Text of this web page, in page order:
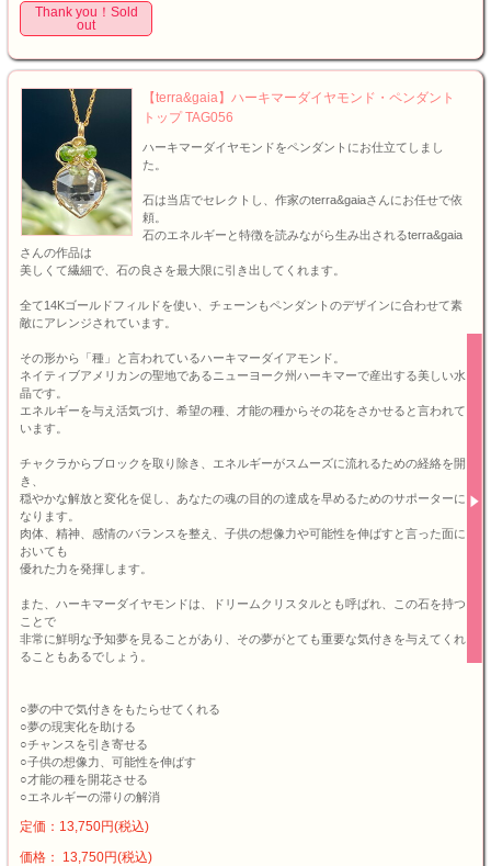
Thank you！Sold
out
【terra&gaia】ハーキマーダイヤモンド・ペンダント
トップ TAG056
ハーキマーダイヤモンドをペンダントにお仕立てしまし
た。
石は当店でセレクトし、作家のterra&gaiaさんにお任せで依
頼。
石のエネルギーと特徴を読みながら生み出されるterra&gaia
さんの作品は
美しくて繊細で、石の良さを最大限に引き出してくれます。
全て14Kゴールドフィルドを使い、チェーンもペンダントのデザインに合わせて素
敵にアレンジされています。
その形から「種」と言われているハーキマーダイアモンド。
ネイティブアメリカンの聖地であるニューヨーク州ハーキマーで産出する美しい水
晶です。
エネルギーを与え活気づけ、希望の種、才能の種からその花をさかせると言われて
います。
チャクラからブロックを取り除き、エネルギーがスムーズに流れるための経絡を開
き、
穏やかな解放と変化を促し、あなたの魂の目的の達成を早めるためのサポーターに
なります。
肉体、精神、感情のバランスを整え、子供の想像力や可能性を伸ばすと言った面に
おいても
優れた力を発揮します。
また、ハーキマーダイヤモンドは、ドリームクリスタルとも呼ばれ、この石を持つ
ことで
非常に鮮明な予知夢を見ることがあり、その夢がとても重要な気付きを与えてくれ
ることもあるでしょう。
○夢の中で気付きをもたらせてくれる
○夢の現実化を助ける
○チャンスを引き寄せる
○子供の想像力、可能性を伸ばす
○才能の種を開花させる
○エネルギーの滞りの解消
定価：13,750円(税込)
価格： 13,750円(税込)